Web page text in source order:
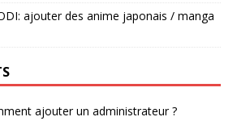
ajouter des anime japonais / manga
ajouter un administrateur ?